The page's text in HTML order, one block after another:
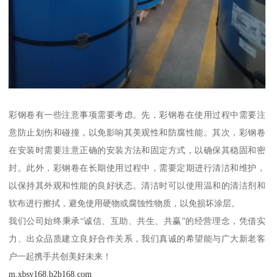
彩钢卷有一些注意事项需要考虑。先，彩钢卷在使用过程中需要注
意防止划伤和碰撞，以免影响其美观性和防腐性能。其次，彩钢卷
在安装时需要注意正确的安装方法和固定方式，以确保其稳固和密
封。此外，彩钢卷在长期使用过程中，需要定期进行清洁和维护，
以保持其外观和性能的良好状态。清洁时可以使用温和的清洁剂和
软布进行擦拭，避免使用硬物或腐蚀性物质，以免损坏涂层。
我们公司始终秉承“诚信、互助、共生、共赢”的经营理念，凭借实
力、出众品质建立良好合作关系，我们真诚的希望能与广大新老客
户一起携手共创美好未来！
m.xbsy168.b2b168.com